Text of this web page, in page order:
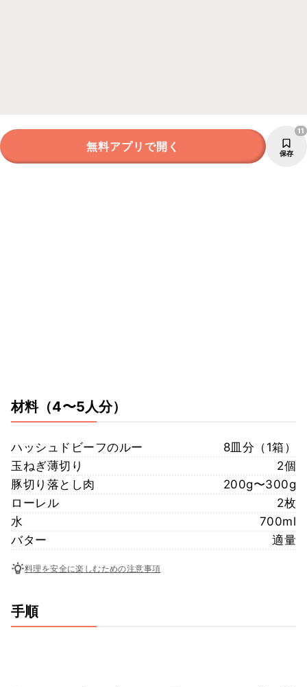
無料アプリで開く 保存
11
材料（4〜5人分）
ハッシュドビーフのルー
8皿分（1箱）
玉ねぎ薄切り
2個
豚切り落とし肉
200g〜300g
ローレル
2枚
水
700ml
バター
適量
料理を安全に楽しむための注意事項
手順